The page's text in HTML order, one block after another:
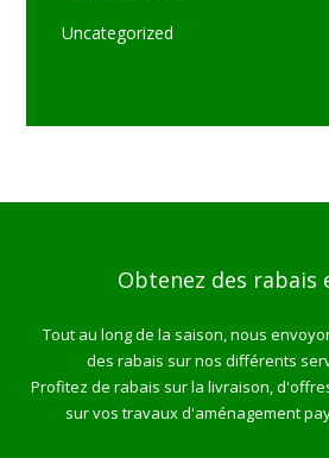
Uncategorized
Obtenez des rabais
Tout au long de la saison, nous
des rabais sur nos différents
Profitez de rabais sur la livraison,
sur vos travaux d'aménagement